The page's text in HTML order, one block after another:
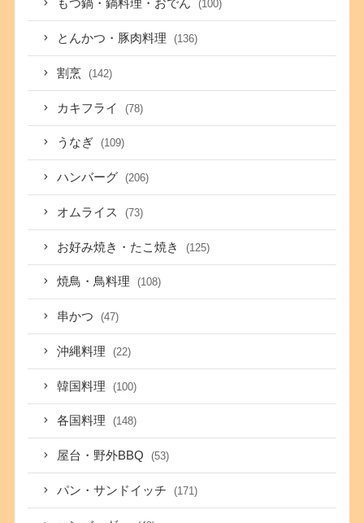
もつ鍋・鍋料理・おでん (100)
とんかつ・豚肉料理 (136)
割烹 (142)
カキフライ (78)
うなぎ (109)
ハンバーグ (206)
オムライス (73)
お好み焼き・たこ焼き (125)
焼鳥・鳥料理 (108)
串かつ (47)
沖縄料理 (22)
韓国料理 (100)
各国料理 (148)
屋台・野外BBQ (53)
パン・サンドイッチ (171)